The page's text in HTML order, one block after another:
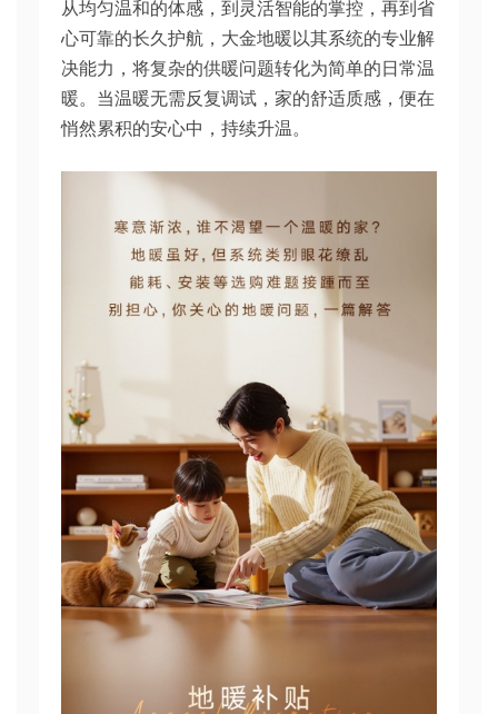
从均匀温和的体感，到灵活智能的掌控，再到省
心可靠的长久护航，大金地暖以其系统的专业解
决能力，将复杂的供暖问题转化为简单的日常温
暖。当温暖无需反复调试，家的舒适质感，便在
悄然累积的安心中，持续升温。